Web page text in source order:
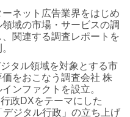
ネット広告業界をはじめ
域の市場・サービスの調
関連する調査レポートを
タル領域を対象とする市
をおこなう調査会社 株
ンファクトを設立。
政DXをテーマにした
ジタル行政」の立ち上げ